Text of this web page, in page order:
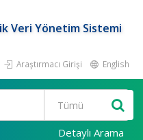
Veri Yönetim Sistemi
Araştırmacı Girişi English
Detaylı Arama